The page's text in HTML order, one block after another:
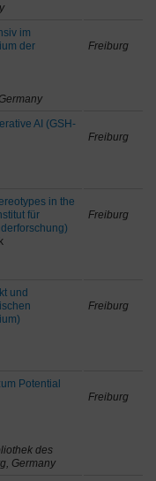
im
der
Freiburg
AI (GSH-
Freiburg
in the
für
Freiburg
und
Freiburg
Potential
des
Germany
Freiburg